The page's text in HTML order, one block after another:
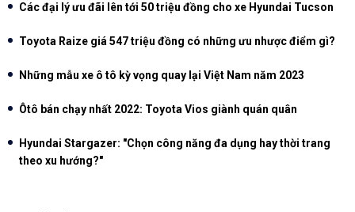
Các đại lý ưu đãi lên tới 50 triệu đồng cho xe Hyundai Tucson
Toyota Raize giá 547 triệu đồng có những ưu nhược điểm gì?
Những mẫu xe ô tô kỳ vọng quay lại Việt Nam năm 2023
Ôtô bán chạy nhất 2022: Toyota Vios giành quán quân
Hyundai Stargazer: "Chọn công năng đa dụng hay thời trang
theo xu hướng?"